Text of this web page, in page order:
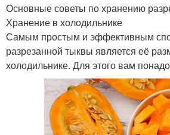
Основные советы по хранению
Хранение в холодильнике
Самым простым и эффективным
разрезанной тыквы является её
холодильнике. Для этого вам